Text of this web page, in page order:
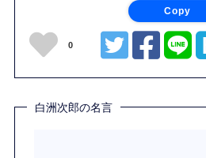
Copy
0
白洲次郎の名言